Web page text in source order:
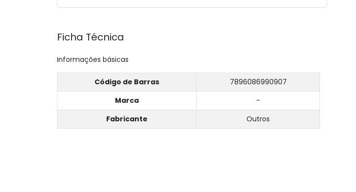
Ficha Técnica
Informações básicas
Código de Barras
7896086990907
Marca
-
Fabricante
Outros